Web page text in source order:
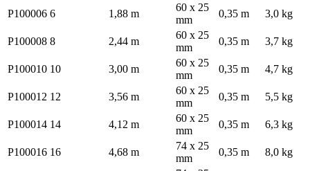
P100006 6 1,88 m
60 x 25
mm
0,35 m 3,0 kg
P100008 8 2,44 m
60 x 25
mm
0,35 m 3,7 kg
P100010 10 3,00 m
60 x 25
mm
0,35 m 4,7 kg
P100012 12 3,56 m
60 x 25
mm
0,35 m 5,5 kg
P100014 14 4,12 m
60 x 25
mm
0,35 m 6,3 kg
P100016 16 4,68 m
74 x 25
mm
0,35 m 8,0 kg